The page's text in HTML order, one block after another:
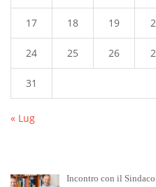
17 18 19
24 25 26
31
« Lug
Incontro con il